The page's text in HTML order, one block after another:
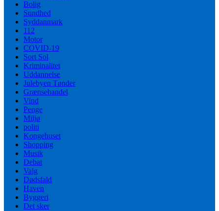
Bolig
Sundhed
Syddanmark
112
Motor
COVID-19
Sort Sol
Kriminalitet
Uddannelse
Julebyen Tønder
Grænsehandel
Vind
Penge
Miljø
politi
Kongehuset
Shopping
Musik
Debat
Valg
Dødsfald
Haven
Byggeri
Det sker